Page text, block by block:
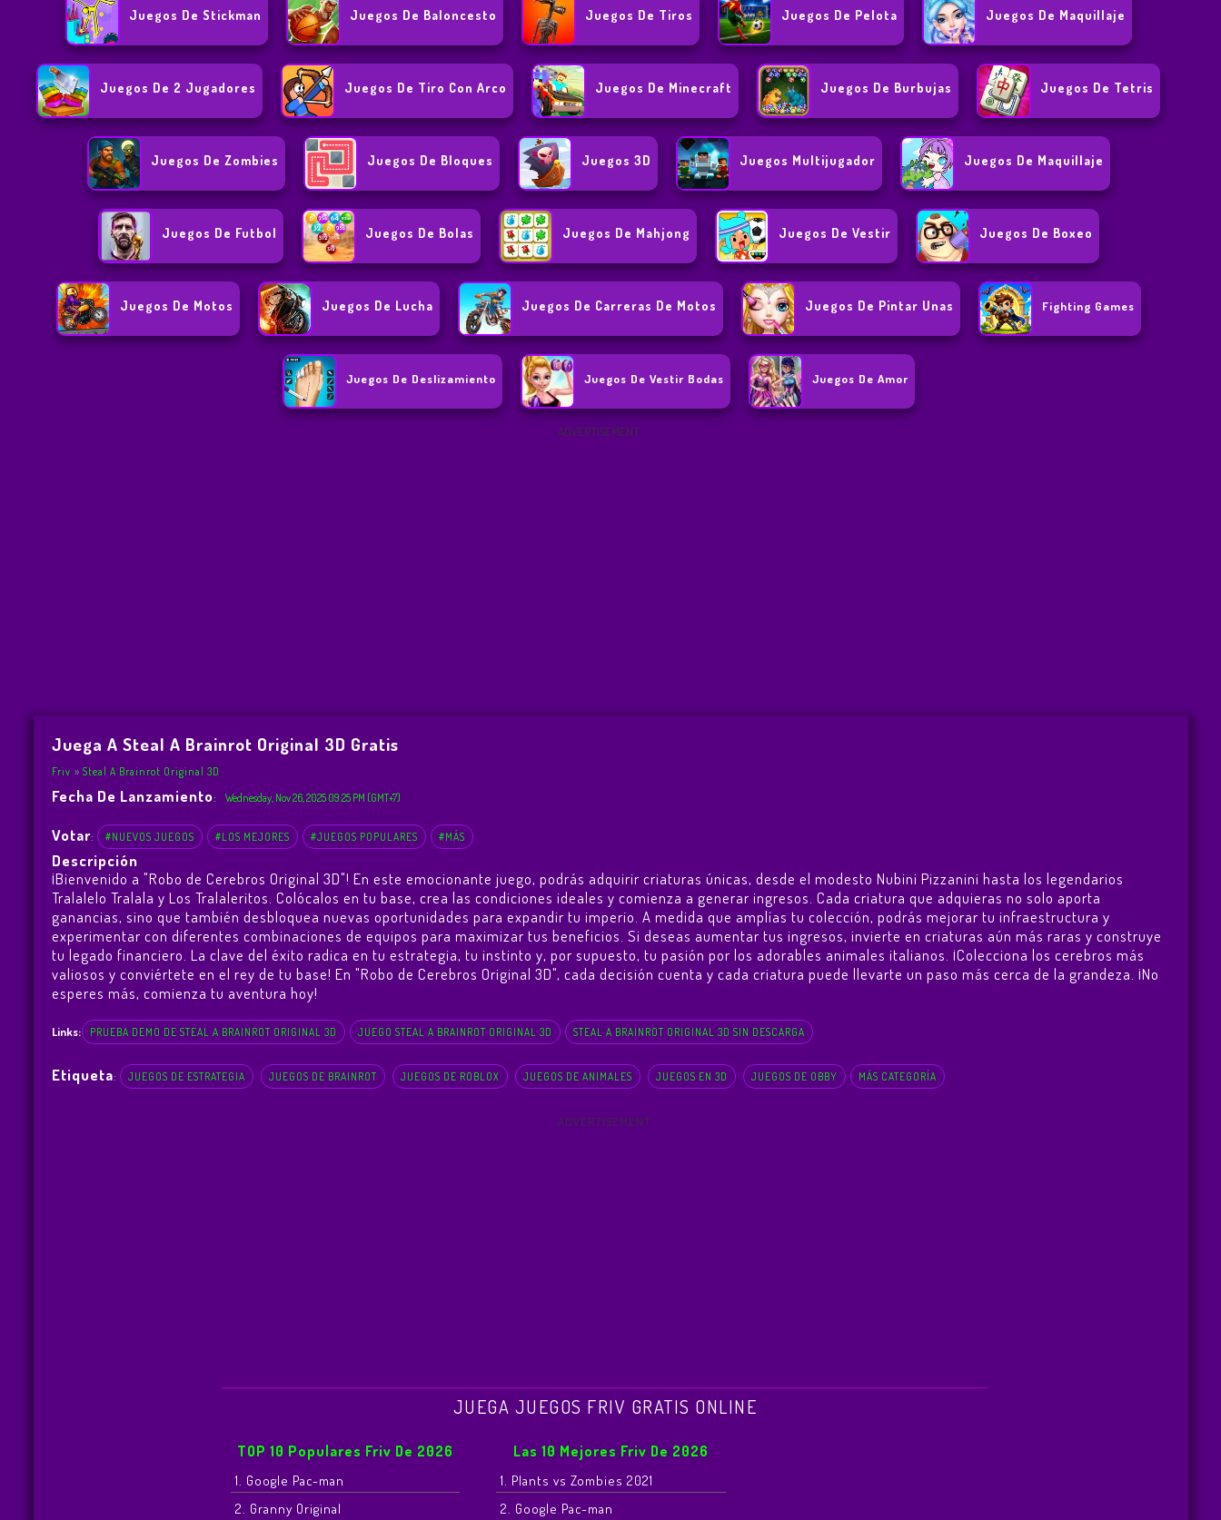
Juegos De Stickman Juegos De Baloncesto Juegos De Tiros Juegos De Pelota Juegos De Maquillaje
Juegos De 2 Jugadores Juegos De Tiro Con Arco Juegos De Minecraft Juegos De Burbujas Juegos De Tetris
Juegos De Zombies Juegos De Bloques Juegos 3D Juegos Multijugador Juegos De Maquillaje
Juegos De Futbol Juegos De Bolas Juegos De Mahjong Juegos De Vestir Juegos De Boxeo
Juegos De Motos Juegos De Lucha Juegos De Carreras De Motos Juegos De Pintar Unas Fighting Games
Juegos De Deslizamiento Juegos De Vestir Bodas Juegos De Amor
ADVERTISEMENT
Juega A Steal A Brainrot Original 3D Gratis
Friv Steal A Brainrot Original 3D
Fecha De Lanzamiento: Wednesday, Nov 26, 2025 09:25 PM (GMT+7)
Votar: #NUEVOS JUEGOS #LOS MEJORES #JUEGOS POPULARES #MÁS
Descripción
¡Bienvenido a "Robo de Cerebros Original 3D"! En este emocionante juego, podrás adquirir criaturas únicas, desde el modesto Nubini Pizzanini hasta los legendarios
Tralalelo Tralala y Los Tralaleritos. Colócalos en tu base, crea las condiciones ideales y comienza a generar ingresos. Cada criatura que adquieras no solo aporta
ganancias, sino que también desbloquea nuevas oportunidades para expandir tu imperio. A medida que amplías tu colección, podrás mejorar tu infraestructura y
experimentar con diferentes combinaciones de equipos para maximizar tus beneficios. Si deseas aumentar tus ingresos, invierte en criaturas aún más raras y construye
tu legado financiero. La clave del éxito radica en tu estrategia, tu instinto y, por supuesto, tu pasión por los adorables animales italianos. ¡Colecciona los cerebros más
valiosos y conviértete en el rey de tu base! En "Robo de Cerebros Original 3D", cada decisión cuenta y cada criatura puede llevarte un paso más cerca de la grandeza. ¡No
esperes más, comienza tu aventura hoy!
Links: PRUEBA DEMO DE STEAL A BRAINROT ORIGINAL 3D JUEGO STEAL A BRAINROT ORIGINAL 3D STEAL A BRAINROT ORIGINAL 3D SIN DESCARGA
Etiqueta: JUEGOS DE ESTRATEGIA JUEGOS DE BRAINROT JUEGOS DE ROBLOX JUEGOS DE ANIMALES JUEGOS EN 3D JUEGOS DE OBBY MÁS CATEGORÍA
ADVERTISEMENT
JUEGA JUEGOS FRIV GRATIS ONLINE
TOP 10 Populares Friv De 2026
1. Google Pac-man
2. Granny Original
Las 10 Mejores Friv De 2026
1. Plants vs Zombies 2021
2. Google Pac-man